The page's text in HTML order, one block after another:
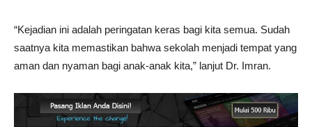
“Kejadian ini adalah peringatan keras bagi kita semua. Sudah
saatnya kita memastikan bahwa sekolah menjadi tempat yang
aman dan nyaman bagi anak-anak kita,” lanjut Dr. Imran.